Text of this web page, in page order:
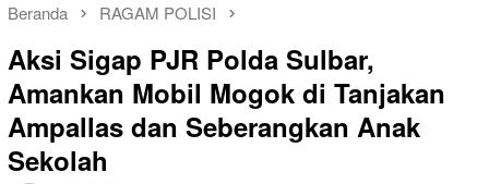
Beranda RAGAM POLISI
Aksi Sigap PJR Polda Sulbar,
Amankan Mobil Mogok di Tanjakan
Ampallas dan Seberangkan Anak
Sekolah